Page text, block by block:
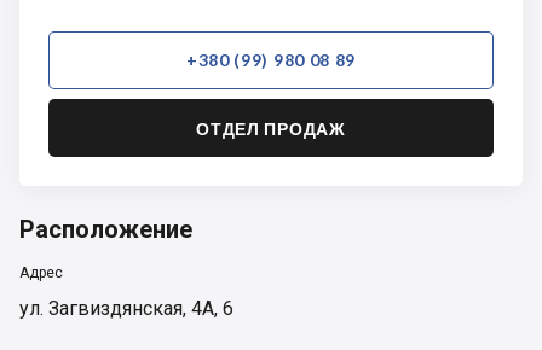
+380 (99) 980 08 89
ОТДЕЛ ПРОДАЖ
Расположение
Адрес
ул. Загвиздянская, 4А, 6